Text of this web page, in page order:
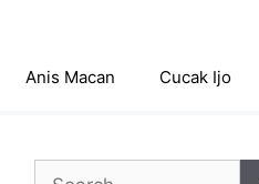
Anis Macan Cucak Ijo
Search